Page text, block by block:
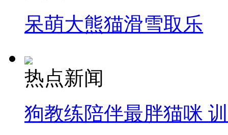
呆萌大熊猫滑雪取乐
热点新闻
狗教练陪伴最胖猫咪